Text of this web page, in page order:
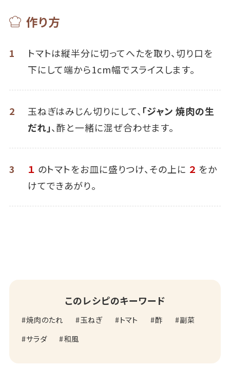
作り方
1
トマトは縦半分に切ってへたを取り、切り口を
下にして端から1cm幅でスライスします。
2 玉ねぎはみじん切りにして、 「ジャン 焼肉の生
だれ」、酢と一緒に混ぜ合わせます。
3 １ のトマトをお皿に盛りつけ、その上に ２ をか
けてできあがり。
このレシピのキーワード
焼肉のたれ 玉ねぎ トマト 酢
副菜
サラダ
和風